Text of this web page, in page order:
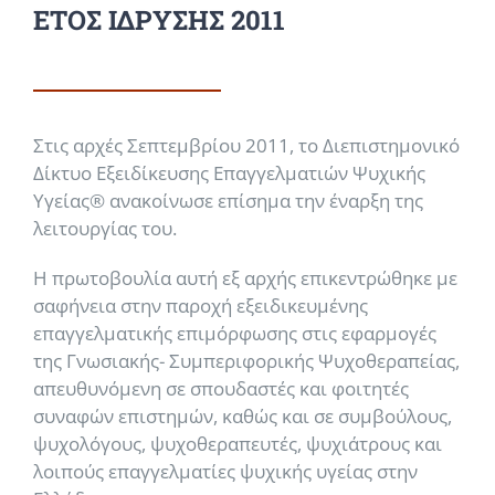
ΕΤΟΣ ΙΔΡΥΣΗΣ 2011
Στις αρχές Σεπτεμβρίου 2011, το Διεπιστημονικό
Δίκτυο Εξειδίκευσης Επαγγελματιών Ψυχικής
Υγείας® ανακοίνωσε επίσημα την έναρξη της
λειτουργίας του.
Η πρωτοβουλία αυτή εξ αρχής επικεντρώθηκε με
σαφήνεια στην παροχή εξειδικευμένης
επαγγελματικής επιμόρφωσης στις εφαρμογές
της Γνωσιακής- Συμπεριφορικής Ψυχοθεραπείας,
απευθυνόμενη σε σπουδαστές και φοιτητές
συναφών επιστημών, καθώς και σε συμβούλους,
ψυχολόγους, ψυχοθεραπευτές, ψυχιάτρους και
λοιπούς επαγγελματίες ψυχικής υγείας στην